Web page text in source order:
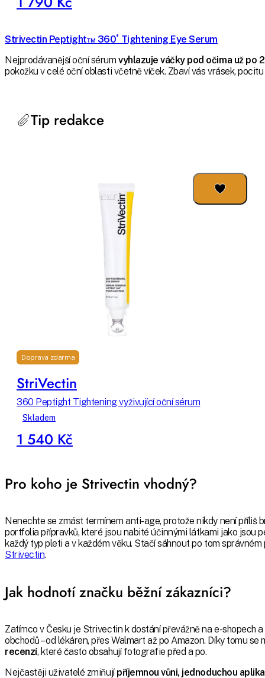
Strivectin Peptight™ 360˚ Tightening Eye Serum
Nejprodávanější oční sérumvyhlazuje váčky pod očima už po
pokožku v celé oční oblasti včetně víček. Zbaví vás vrásek,
Tip redakce
Doprava zdarma
StriVectin
360 Peptight Tightening vyživující oční sérum
Skladem
1 540 Kč
Pro koho je Strivectin vhodný?
Nenechte se zmást termínem anti-age, protože nikdy není příliš
portfolia přípravků, které jsou nabité účinnými látkami jako jsou
každý typ pleti a v každém věku. Stačí sáhnout po tom
Strivectin.
Jak hodnotí značku běžní zákazníci?
Zatímco v Česku je Strivectin k dostání převážně na e-shopech
obchodů – od lékáren, přes Walmart až po Amazon. Díky tomu
recenzí, které často obsahují fotografie před a po.
Nejčastěji uživatelé zmiňujípříjemnou vůni, jednoduchou